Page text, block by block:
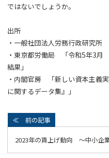
ではないでしょうか。
出所
・一般社団法人労務行政研究所
・東京都労働局 「令和5年3月
結果」
・内閣官房 「新しい資本主義
に関するデータ集』」
2023年の賃上げ動向 ～中小企